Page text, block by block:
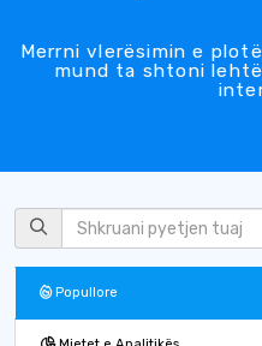
Merrni vlerësimin e
mund ta shtoni
Popullore